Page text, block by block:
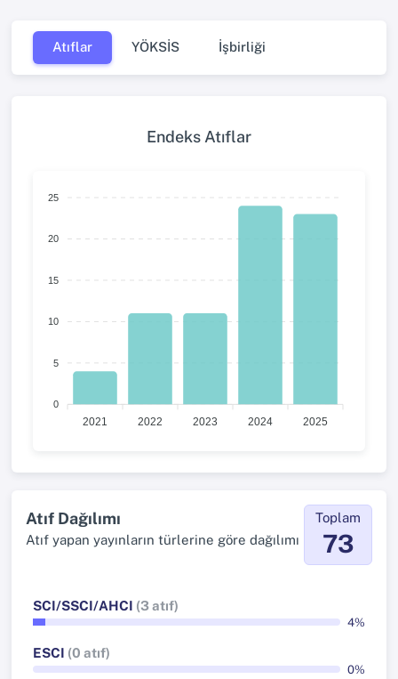
Atıflar YÖKSİS İşbirliği
Endeks Atıflar
25
20
15
10
5
0
2021 2022 2023 2024 2025
Atıf Dağılımı
Atıf yapan yayınların türlerine göre dağılımı
Toplam
73
SCI/SSCI/AHCI (3 atıf)
4%
ESCI (0 atıf)
0%